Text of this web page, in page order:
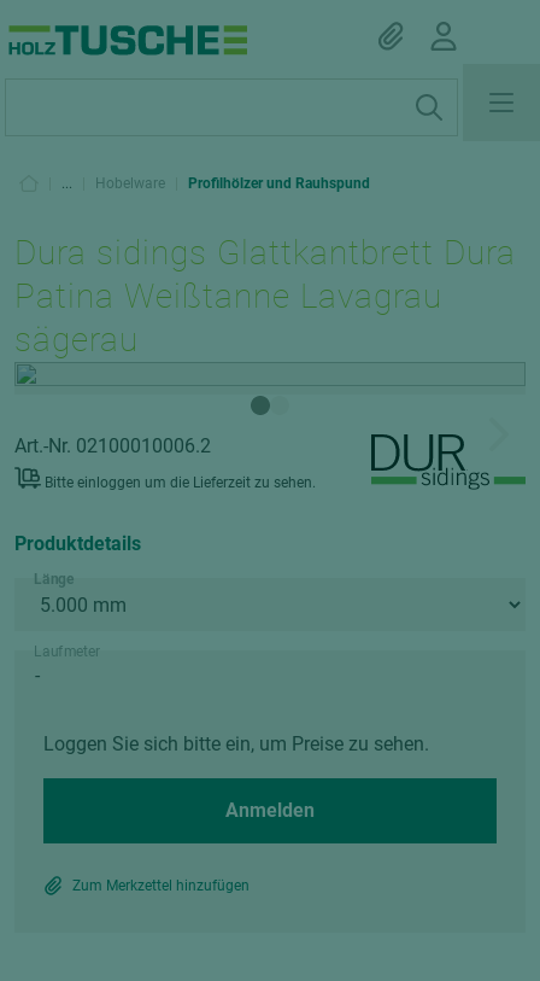
... Hobelware Profilhölzer und Rauhspund
Dura sidings Glattkantbrett Dura
Patina Weißtanne Lavagrau
sägerau
Art.-Nr. 02100010006.2
Bitte einloggen um die Lieferzeit zu sehen.
Produktdetails
Länge
Laufmeter
Loggen Sie sich bitte ein, um Preise zu sehen.
Anmelden
Zum Merkzettel hinzufügen